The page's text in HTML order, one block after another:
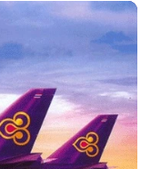
ในขณะเดียวกันผู้
เชื่อมต่อสู่เมืองต่างๆ
สบายเช่นเดียวกัน
ยู่บน 2 ทวีป และนี่
หว่างซีกโลกตะวันตก